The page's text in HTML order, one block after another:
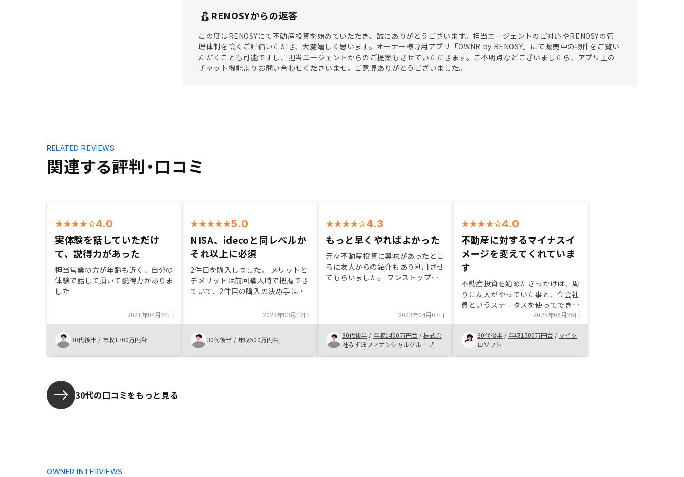
RENOSYからの返答
この度はRENOSYにて不動産投資を始めていただき、誠にありがとうございます。担当エージェントのご対応やRENOSYの管
理体制を高くご評価いただき、大変嬉しく思います。オーナー様専用アプリ「OWNR by RENOSY」にて販売中の物件をご覧い
ただくことも可能ですし、担当エージェントからのご提案もさせていただきます。ご不明点などございましたら、アプリ上の
チャット機能よりお問い合わせくださいませ。ご意見ありがとうございました。
関連する評判・口コミ
RELATED REVIEWS
4.0
実体験を話していただけ
て、説得力があった
担当営業の方が年齢も近く、自分の
体験で話して頂いて説得力がありま
した
2021年04月24日
30代後半 / 年収1700万円台
5.0
NISA、idecoと同レベルか
それ以上に必須
2件目を購入しました。 メリットと
デメリットは前回購入時で把握でき
ていて、2件目の購入の決め手は、
ことです。急に10年後以降で急に
まとまったお金が必要な場合に1件
だけ売却、1件目を売却し2件目の
残債にあて、ローンを完済し家賃収
入を得る、そのまま2件とも残す、
2023年03月12日
30代後半 / 年収500万円台
4.3
もっと早くやればよかった
元々不動産投資に興味があったとこ
ろに友人からの紹介もあり利用させ
てもらいました。 ワンストップで
になりました。 借金をすることに
抵抗がありましたが他人のお金（賃
料）で返済していけるのと、団信が
2023年04月07日
30代後半 / 年収1400万円台 /株式会
社みずほフィナンシャルグループ
4.0
不動産に対するマイナスイ
メージを変えてくれていま
す
不動産投資を始めたきっかけは、周
りに友人がやっていた事と、今会社
員というステータスを使ってできる
投資だからということです。節税や
将来の資金を貯めるためでもありま
す。 Renosyは、優秀な社員を採用
していたり、役員に信頼のおける人
材がいると思います。営業の教育か
2025年06月25日
30代後半 / 年収1500万円台 / マイク
ロソフト
30代の口コミをもっと見る
OWNER INTERVIEWS